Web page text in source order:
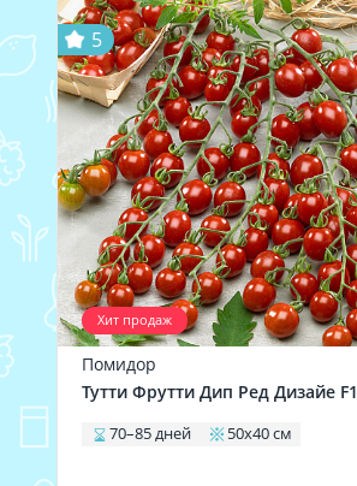
Хит продаж
5
Помидор
Тутти Фрутти Дип Ред Дизайе F1
70–85 дней 50х40 см